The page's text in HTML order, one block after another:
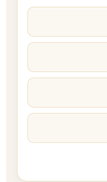
Articles of
البريطاني